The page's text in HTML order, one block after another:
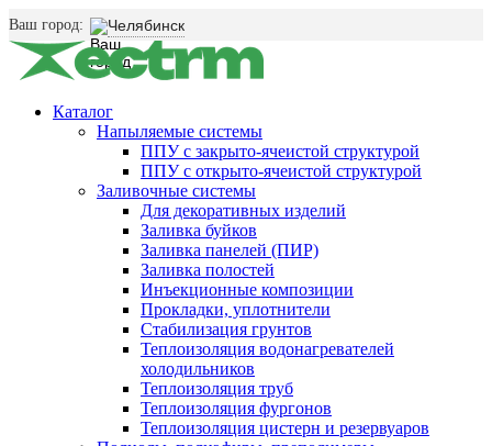
Ваш город: Челябинск
Каталог
Напыляемые системы
ППУ с закрыто-ячеистой структурой
ППУ с открыто-ячеистой структурой
Заливочные системы
Для декоративных изделий
Заливка буйков
Заливка панелей (ПИР)
Заливка полостей
Инъекционные композиции
Прокладки, уплотнители
Стабилизация грунтов
Теплоизоляция водонагревателей
холодильников
Теплоизоляция труб
Теплоизоляция фургонов
Теплоизоляция цистерн и резервуаров